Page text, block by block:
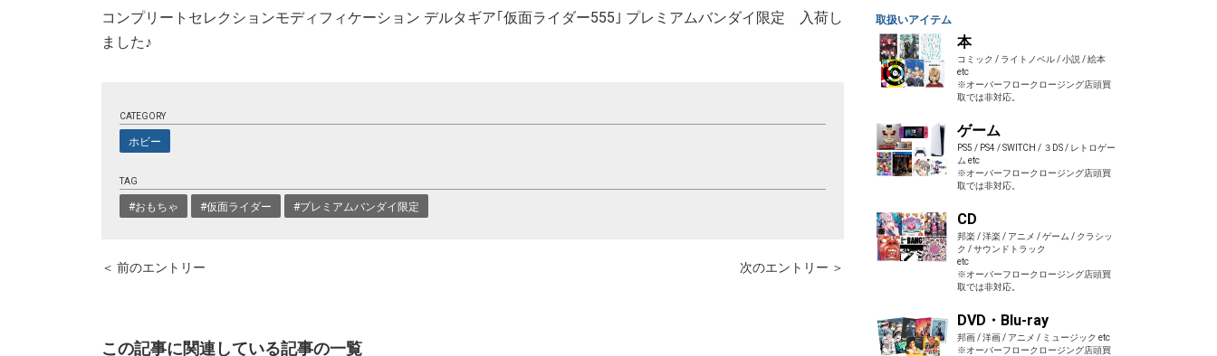
コンプリートセレクションモディフィケーション デルタギア｢仮面ライダー555｣ プレミアムバンダイ限定 入荷し
ました♪
CATEGORY
ホビー
TAG
#おもちゃ #仮面ライダー #プレミアムバンダイ限定
＜ 前のエントリー 次のエントリー ＞
この記事に関連している記事の一覧
取扱いアイテム
本
コミック / ライトノベル / 小説 / 絵本
etc
※オーバーフロークロージング店頭買
取では非対応。
ゲーム
PS5 / PS4 / SWITCH / ３DS / レトロゲー
ム etc
※オーバーフロークロージング店頭買
取では非対応。
CD
邦楽 / 洋楽 / アニメ / ゲーム / クラシッ
ク / サウンドトラック
etc
※オーバーフロークロージング店頭買
取では非対応。
DVD・Blu-ray
邦画 / 洋画 / アニメ / ミュージック etc
※オーバーフロークロージング店頭買